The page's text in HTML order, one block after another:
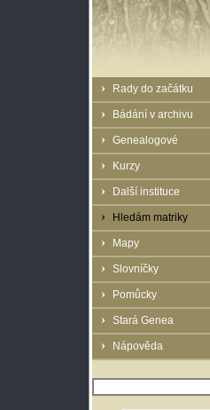
Rady do začátku
Bádání v archivu
Genealogové
Kurzy
Další instituce
Hledám matriky
Mapy
Slovníčky
Pomůcky
Stará Genea
Nápověda